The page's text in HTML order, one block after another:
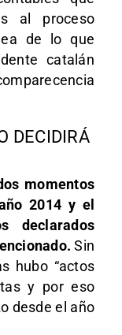
al proceso
de lo que
catalán
DECIDIRÁ
momentos
2014 y el
declarados
Sin
hubo “actos
y por eso
desde el año